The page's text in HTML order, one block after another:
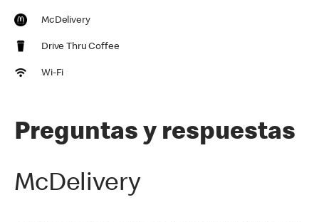
McDelivery
Drive Thru Coffee
Wi-Fi
Preguntas y respuestas
McDelivery